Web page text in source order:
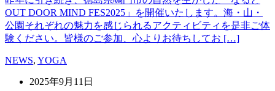
OUT DOOR MIND FES2025」を開催いたします。海・山・
公園それぞれの魅力を感じられるアクティビティを是非ご体
験ください。皆様のご参加、心よりお待ちしてお […]
NEWS, YOGA
2025年9月11日